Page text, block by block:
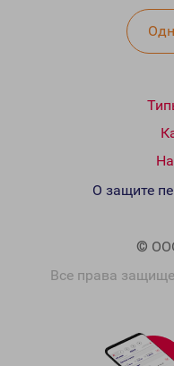
©
Все права
О защите